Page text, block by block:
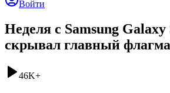
Войти
Неделя с Samsung Galaxy
скрывал главный
46K+